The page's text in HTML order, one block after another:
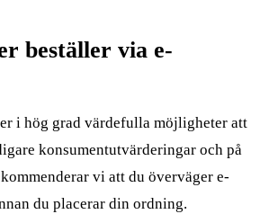
beställer via e-
i hög grad värdefulla möjligheter att
konsumentutvärderingar och på
vi att du överväger e-
du placerar din ordning.